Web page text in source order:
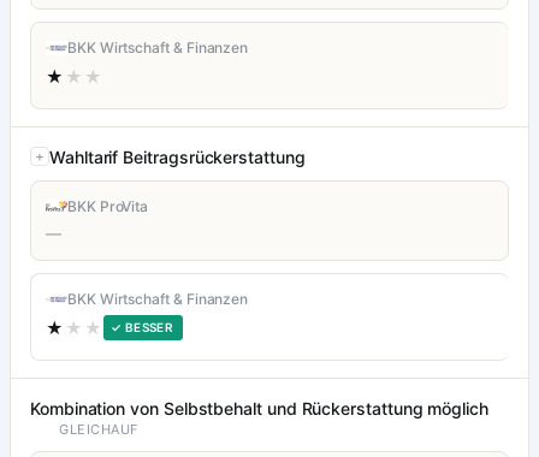
BKK Wirtschaft & Finanzen
★ ★★
Wahltarif Beitragsrückerstattung
BKK ProVita
—
BKK Wirtschaft & Finanzen
★ ★★ ✓ BESSER
Kombination von Selbstbehalt und Rückerstattung möglich
GLEICHAUF